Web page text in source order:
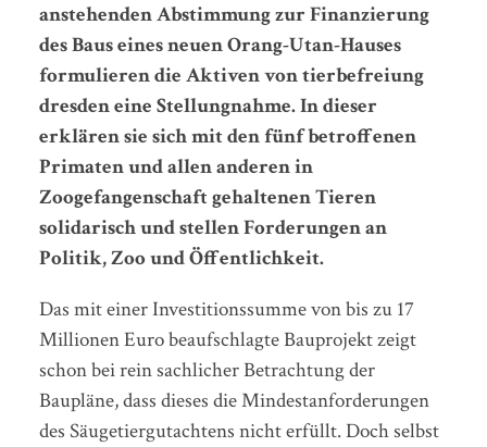
anstehenden Abstimmung zur Finanzierung
des Baus eines neuen Orang-Utan-Hauses
formulieren die Aktiven von tierbefreiung
dresden eine Stellungnahme. In dieser
erklären sie sich mit den fünf betroffenen
Primaten und allen anderen in
Zoogefangenschaft gehaltenen Tieren
solidarisch und stellen Forderungen an
Politik, Zoo und Öffentlichkeit.
Das mit einer Investitionssumme von bis zu 17
Millionen Euro beaufschlagte Bauprojekt zeigt
schon bei rein sachlicher Betrachtung der
Baupläne, dass dieses die Mindestanforderungen
des Säugetiergutachtens nicht erfüllt. Doch selbst